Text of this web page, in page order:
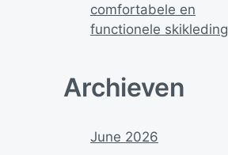
comfortabele en
functionele skikleding
Archieven
June 2026